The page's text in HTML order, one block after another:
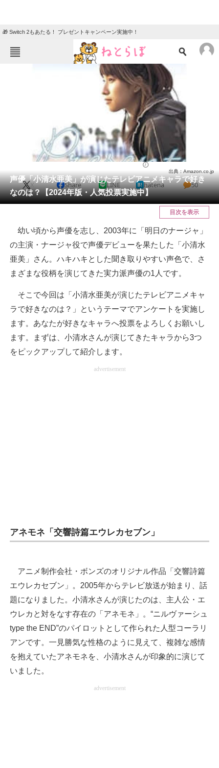
🎁 Switch 2もあたる！ プレゼントキャンペーン実施中！
ニュース
クイズ
地域
教育・育児
リサーチ
会員記事
メディア
ITの今と未来を見通す
スマホと通信の最新トレンド
ビジネスと働き方のヒント
エレクトロニクス専門サイト
エネルギーの専門メディア
建設×テクノロジーの最前線
ちょっと気になるネットの話題
声優「小清水亜美」が演じたテレビアニメキャラで好き
なのは？【2024年版・人気投票実施中】
出典：Amazon.co.jp
X Share LINE hatena 50
目次を表示
幼い頃から声優を志し、2003年に「明日のナージャ」
の主演・ナージャ役で声優デビューを果たした「小清水
亜美」さん。ハキハキとした聞き取りやすい声色で、さ
まざまな役柄を演じてきた実力派声優の1人です。
そこで今回は「小清水亜美が演じたテレビアニメキャ
ラで好きなのは？」というテーマでアンケートを実施し
ます。あなたが好きなキャラへ投票をよろしくお願いし
ます。まずは、小清水さんが演じてきたキャラから3つ
をピックアップして紹介します。
advertisement
アネモネ「交響詩篇エウレカセブン」
アニメ制作会社・ボンズのオリジナル作品「交響詩篇
エウレカセブン」。2005年からテレビ放送が始まり、話
題になりました。小清水さんが演じたのは、主人公・エ
ウレカと対をなす存在の「アネモネ」。“ニルヴァーシュ
type the END”のパイロットとして作られた人型コーラリ
アンです。一見勝気な性格のように見えて、複雑な感情
を抱えていたアネモネを、小清水さんが印象的に演じて
いました。
advertisement